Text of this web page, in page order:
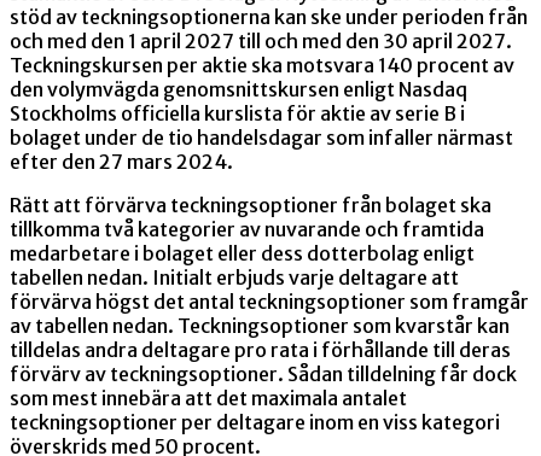
stöd av teckningsoptionerna kan ske under perioden från
och med den 1 april 2027 till och med den 30 april 2027.
Teckningskursen per aktie ska motsvara 140 procent av
den volymvägda genomsnittskursen enligt Nasdaq
Stockholms officiella kurslista för aktie av serie B i
bolaget under de tio handelsdagar som infaller närmast
efter den 27 mars 2024.
Rätt att förvärva teckningsoptioner från bolaget ska
tillkomma två kategorier av nuvarande och framtida
medarbetare i bolaget eller dess dotterbolag enligt
tabellen nedan. Initialt erbjuds varje deltagare att
förvärva högst det antal teckningsoptioner som framgår
av tabellen nedan. Teckningsoptioner som kvarstår kan
tilldelas andra deltagare pro rata i förhållande till deras
förvärv av teckningsoptioner. Sådan tilldelning får dock
som mest innebära att det maximala antalet
teckningsoptioner per deltagare inom en viss kategori
överskrids med 50 procent.